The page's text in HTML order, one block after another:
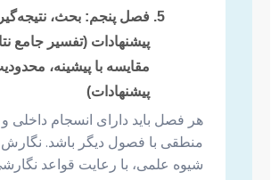
فصل پنجم: بحث،
پیشنهادات (تفسیر جامع
مقایسه با پیشینه،
پیشنهادات)
هر فصل باید دارای انسجام داخلی و
منطقی با فصول دیگر باشد. نگارش
شیوه علمی، با رعایت قواعد